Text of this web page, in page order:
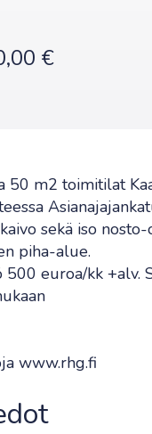
€
50 m2 toimitilat
sekä iso nosto-
piha-alue.
euroa/kk +alv.
www.rhg.fi